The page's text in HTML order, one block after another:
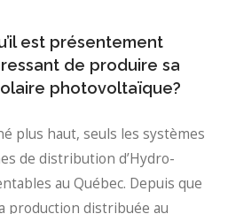
est présentement
de produire sa
photovoltaïque?
plus haut, seuls les systèmes
de distribution d’Hydro-
au Québec. Depuis que
production distribuée au